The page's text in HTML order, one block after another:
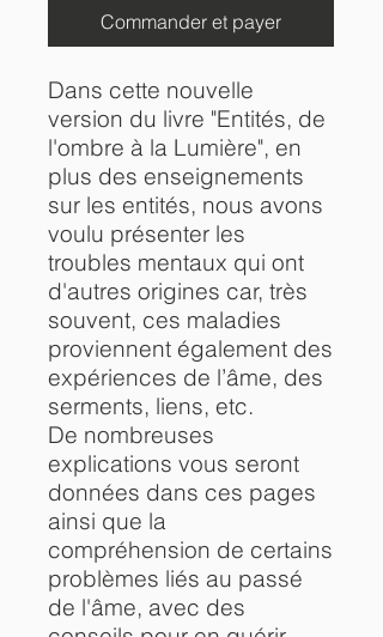
Commander et payer
Dans cette nouvelle
version du livre "Entités, de
l'ombre à la Lumière", en
plus des enseignements
sur les entités, nous avons
voulu présenter les
troubles mentaux qui ont
d'autres origines car, très
souvent, ces maladies
proviennent également des
expériences de l’âme, des
serments, liens, etc.
De nombreuses
explications vous seront
données dans ces pages
ainsi que la
compréhension de certains
problèmes liés au passé
de l'âme, avec des